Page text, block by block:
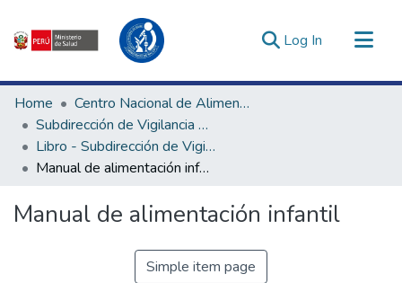
Log In (current)
Communities & Collections
All of DSpace
Statistics
Estadísticas Externas
Enlaces de interés ▾
Home
Centro Nacional de Alimentación, Nutrición y Vida Saludable
Subdirección de Vigilancia Alimentaria y Nutricional
Libro - Subdirección de Vigilancia Alimentaria y Nutricional
Manual de alimentación infantil
Manual de alimentación infantil
Simple item page